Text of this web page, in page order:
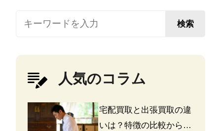
検索
人気のコラム
宅配買取と出張買取の違
いは？特徴の比較から探